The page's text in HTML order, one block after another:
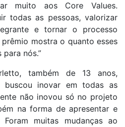
muito aos Core Values.
todas as pessoas, valorizar
e tornar o processo
mostra o quanto esses
nós.”
também de 13 anos,
buscou inovar em todas as
não inovou só no projeto
na forma de apresentar e
muitas mudanças ao